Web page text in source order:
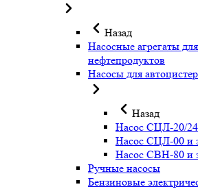
Назад
Насосные агрегаты
нефтепродуктов
Насосы для
Назад
Насос СЦЛ-20/24
Насос СЦЛ-00 и
Насос СВН-80 и
Ручные насосы
Бензиновые